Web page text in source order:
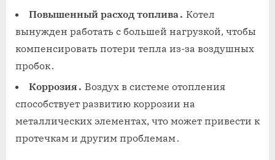
Повышенный расход топлива․ Котел
вынужден работать с большей нагрузкой, чтобы
компенсировать потери тепла из-за воздушных
пробок․
Коррозия․ Воздух в системе отопления
способствует развитию коррозии на
металлических элементах, что может привести к
протечкам и другим проблемам․